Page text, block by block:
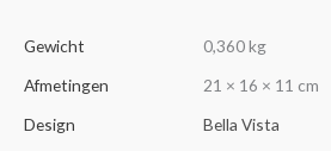
Gewicht
0,360 kg
Afmetingen
21 × 16 × 11 cm
Design
Bella Vista